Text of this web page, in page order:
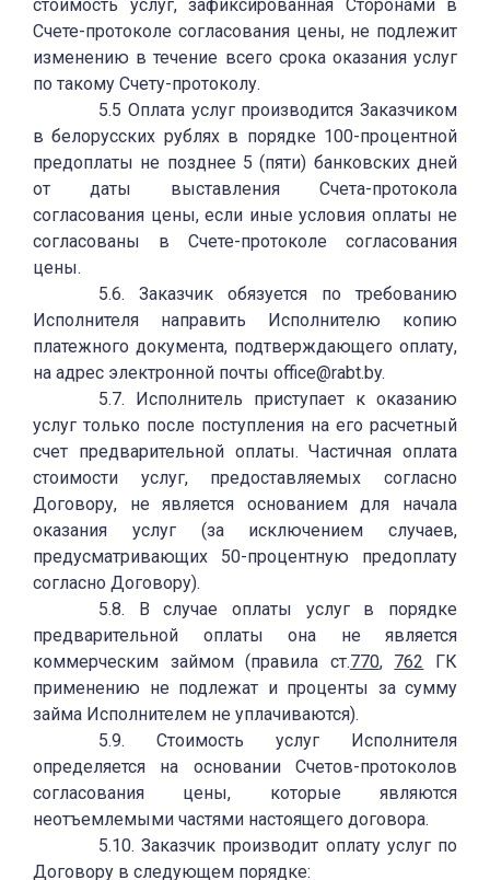
стоимость услуг, зафиксированная Сторонами в
Счете-протоколе согласования цены, не подлежит
изменению в течение всего срока оказания услуг
по такому Счету-протоколу.
5.5 Оплата услуг производится Заказчиком
в белорусских рублях в порядке 100-процентной
предоплаты не позднее 5 (пяти) банковских дней
от даты выставления Счета-протокола
согласования цены, если иные условия оплаты не
согласованы в Счете-протоколе согласования
цены.
5.6. Заказчик обязуется по требованию
Исполнителя направить Исполнителю копию
платежного документа, подтверждающего оплату,
на адрес электронной почты office@rabt.by.
5.7. Исполнитель приступает к оказанию
услуг только после поступления на его расчетный
счет предварительной оплаты. Частичная оплата
стоимости услуг, предоставляемых согласно
Договору, не является основанием для начала
оказания услуг (за исключением случаев,
предусматривающих 50-процентную предоплату
согласно Договору).
5.8. В случае оплаты услуг в порядке
предварительной оплаты она не является
коммерческим займом (правила ст.770, 762 ГК
применению не подлежат и проценты за сумму
займа Исполнителем не уплачиваются).
5.9. Стоимость услуг Исполнителя
определяется на основании Счетов-протоколов
согласования цены, которые являются
неотъемлемыми частями настоящего договора.
5.10. Заказчик производит оплату услуг по
Договору в следующем порядке: